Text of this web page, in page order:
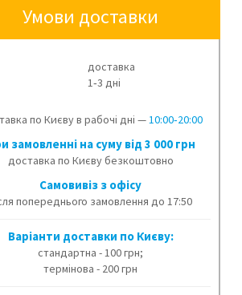
Умови доставки
доставка
1‑3 дні
по Києву в рабочі дні —10:00‑20:00
замовленні на суму від 3 000 грн
доставка по Києву безкоштовно
Cамовивіз з офісу
попереднього замовлення до 17:50
Варіанти доставки по Києву:
стандартна - 100 грн;
термінова - 200 грн